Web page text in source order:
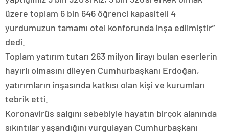
üzere toplam 6 bin 646 öğrenci kapasiteli 4
yurdumuzun tamamı otel konforunda inşa edilmiştir”
dedi.
Toplam yatırım tutarı 263 milyon lirayı bulan eserlerin
hayırlı olmasını dileyen Cumhurbaşkanı Erdoğan,
yatırımların inşasında katkısı olan kişi ve kurumları
tebrik etti.
Koronavirüs salgını sebebiyle hayatın birçok alanında
sıkıntılar yaşandığını vurgulayan Cumhurbaşkanı